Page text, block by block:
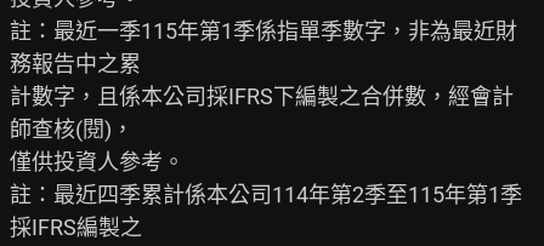
註：最近一季115年第1季係指單季數字，非為最近財
務報告中之累
計數字，且係本公司採IFRS下編製之合併數，經會計
師查核(閱)，
僅供投資人參考。
註：最近四季累計係本公司114年第2季至115年第1季
採IFRS編製之